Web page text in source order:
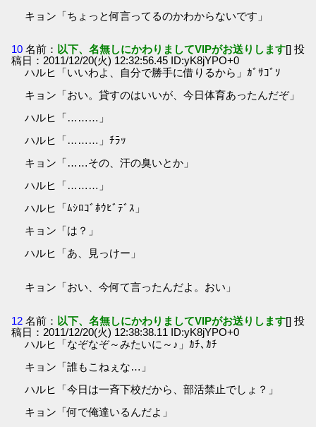
キョン「ちょっと何言ってるのかわからないです」
10 名前： 以下、名無しにかわりましてVIPがお送りします[] 投
稿日：2011/12/20(火) 12:32:56.45 ID:yK8jYPO+0
ハルヒ「いいわよ、自分で勝手に借りるから」ｶﾞｻｺﾞｿ
キョン「おい。貸すのはいいが、今日体育あったんだぞ」
ハルヒ「………」
ハルヒ「………」ﾁﾗｯ
キョン「……その、汗の臭いとか」
ハルヒ「………」
ハルヒ「ﾑｼﾛｺﾞﾎｳﾋﾞﾃﾞｽ」
キョン「は？」
ハルヒ「あ、見っけー」
キョン「おい、今何て言ったんだよ。おい」
12 名前： 以下、名無しにかわりましてVIPがお送りします[] 投
稿日：2011/12/20(火) 12:38:38.11 ID:yK8jYPO+0
ハルヒ「なぞなぞ～みたいに～♪」ｶﾁ､ｶﾁ
キョン「誰もこねぇな…」
ハルヒ「今日は一斉下校だから、部活禁止でしょ？」
キョン「何で俺達いるんだよ」